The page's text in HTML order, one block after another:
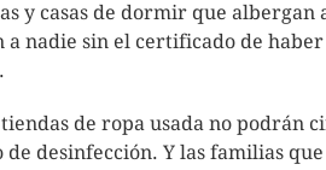
y casas de dormir que albergan
a nadie sin el certificado de
de ropa usada no podrán
desinfección. Y las familias que